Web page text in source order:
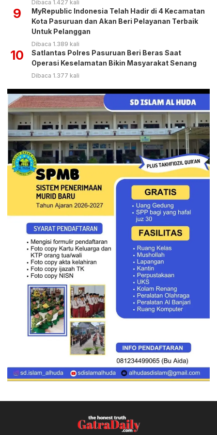
Dibaca 1.427 kali
9
MyRepublic Indonesia Telah Hadir di 4 Kecamatan
Kota Pasuruan dan Akan Beri Pelayanan Terbaik
Untuk Pelanggan
Dibaca 1.389 kali
10
Satlantas Polres Pasuruan Beri Beras Saat
Operasi Keselamatan Bikin Masyarakat Senang
Dibaca 1.377 kali